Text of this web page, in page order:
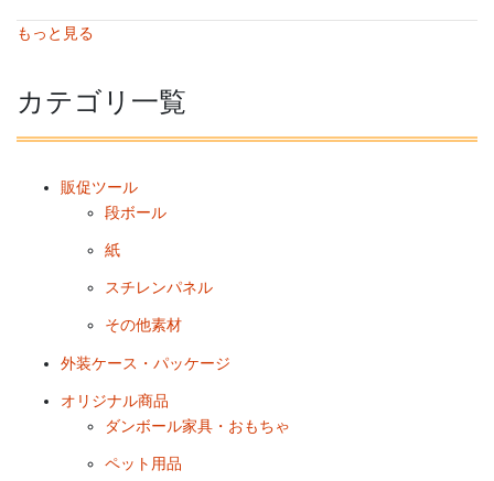
もっと見る
カテゴリ一覧
販促ツール
段ボール
紙
スチレンパネル
その他素材
外装ケース・パッケージ
オリジナル商品
ダンボール家具・おもちゃ
ペット用品